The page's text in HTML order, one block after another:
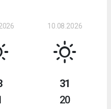
10.08.2026
31
20